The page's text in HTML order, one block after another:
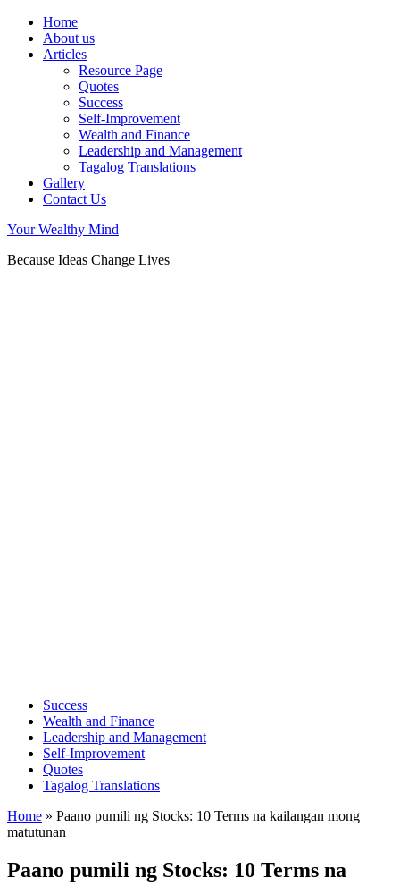
Home
About us
Articles
Resource Page
Quotes
Success
Self-Improvement
Wealth and Finance
Leadership and Management
Tagalog Translations
Gallery
Contact Us
Your Wealthy Mind
Because Ideas Change Lives
Success
Wealth and Finance
Leadership and Management
Self-Improvement
Quotes
Tagalog Translations
Home » Paano pumili ng Stocks: 10 Terms na kailangan mong
matutunan
Paano pumili ng Stocks: 10 Terms na